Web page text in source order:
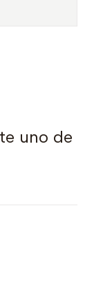
uno de